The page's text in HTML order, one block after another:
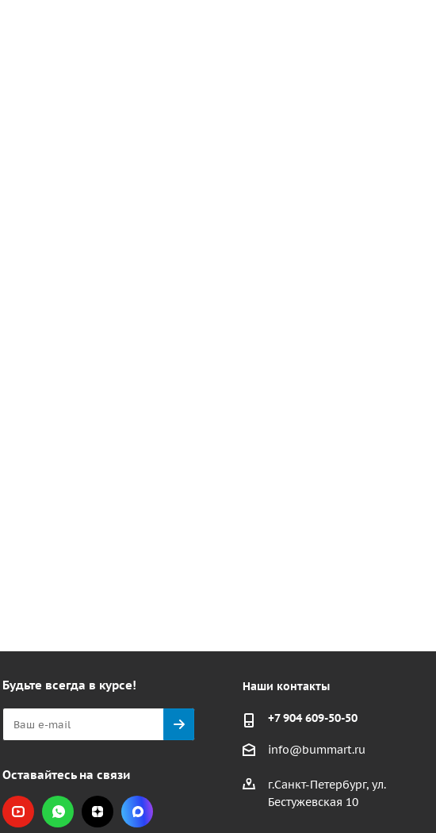
Будьте всегда в курсе!
Оставайтесь на связи
Наши контакты
+7 904 609-50-50
info@bummart.ru
г.Санкт-Петербург, ул.
Бестужевская 10